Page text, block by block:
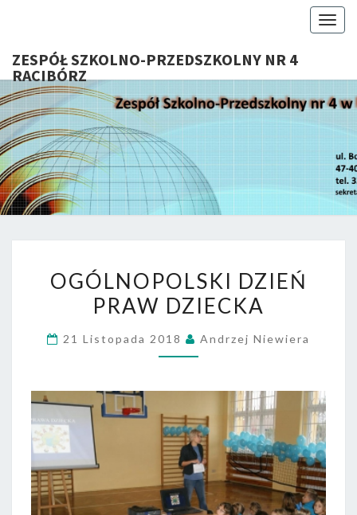
ZESPÓŁ SZKOLNO-PRZEDSZKOLNY NR 4
RACIBÓRZ
Serdecznie
Witamy Na
Stronie
Internetowej
ZSP Nr 4 W
Raciborzu
DZIEŃ
PRAW
OGÓLNOPOLSKI DZIEŃ
PRAW DZIECKA
21 Listopada 2018 Andrzej Niewiera